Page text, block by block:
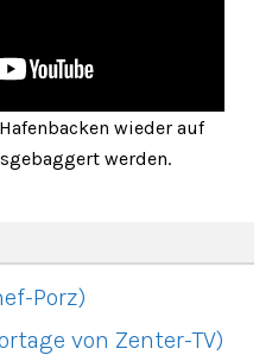
wieder auf
werden.
Porz)
von Zenter-TV)